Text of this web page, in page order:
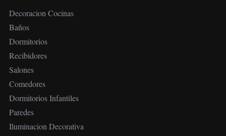
Decoracion Cocinas
Baños
Dormitorios
Recibidores
Salones
Comedores
Dormitorios Infantiles
Paredes
Iluminacion Decorativa